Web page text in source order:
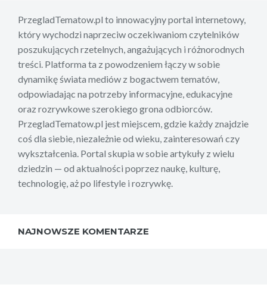
PrzegladTematow.pl to innowacyjny portal internetowy,
który wychodzi naprzeciw oczekiwaniom czytelników
poszukujących rzetelnych, angażujących i różnorodnych
treści. Platforma ta z powodzeniem łączy w sobie
dynamikę świata mediów z bogactwem tematów,
odpowiadając na potrzeby informacyjne, edukacyjne
oraz rozrywkowe szerokiego grona odbiorców.
PrzegladTematow.pl jest miejscem, gdzie każdy znajdzie
coś dla siebie, niezależnie od wieku, zainteresowań czy
wykształcenia. Portal skupia w sobie artykuły z wielu
dziedzin — od aktualności poprzez naukę, kulturę,
technologię, aż po lifestyle i rozrywkę.
NAJNOWSZE KOMENTARZE